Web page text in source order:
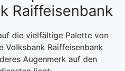
Raiffeisenbank
die vielfältige Palette von
Volksbank Raiffeisenbank
Augenmerk auf den